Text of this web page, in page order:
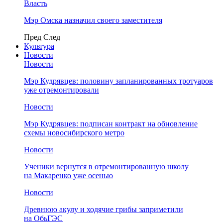
Власть
Мэр Омска назначил своего заместителя
Пред След
Культура
Новости
Новости
Мэр Кудрявцев: половину запланированных тротуаров
уже отремонтировали
Новости
Мэр Кудрявцев: подписан контракт на обновление
схемы новосибирского метро
Новости
Ученики вернутся в отремонтированную школу
на Макаренко уже осенью
Новости
Древнюю акулу и ходячие грибы заприметили
на ОбьГЭС